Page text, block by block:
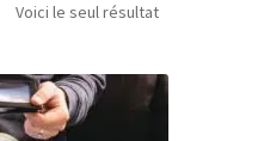
Voici le seul résultat